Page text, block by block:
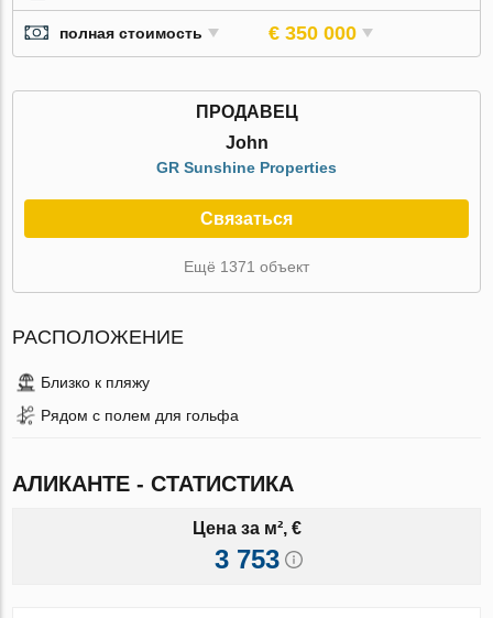
полная стоимость € 350 000
ПРОДАВЕЦ
John
GR Sunshine Properties
Связаться
Ещё 1371 объект
РАСПОЛОЖЕНИЕ
Близко к пляжу
Рядом с полем для гольфа
АЛИКАНТЕ - СТАТИСТИКА
Цена за м², €
3 753